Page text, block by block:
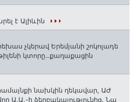
է Ալիևին
չկերավ Երեմյանի շոկոլադե
կտորը․․․քաղաքացին
նախկին ղեկավար, ԱԺ
ի ձերբակալությունից. Նա